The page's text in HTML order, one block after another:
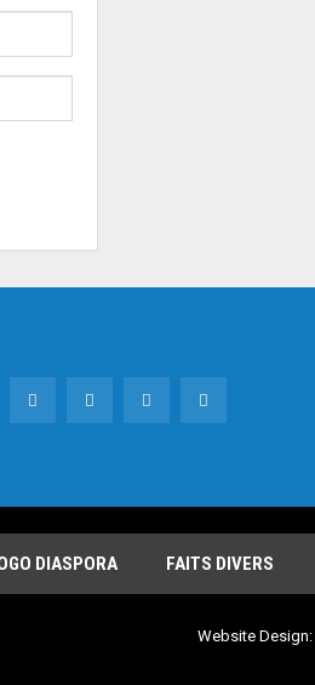
DIASPORA FAITS DIVERS
Website Design: